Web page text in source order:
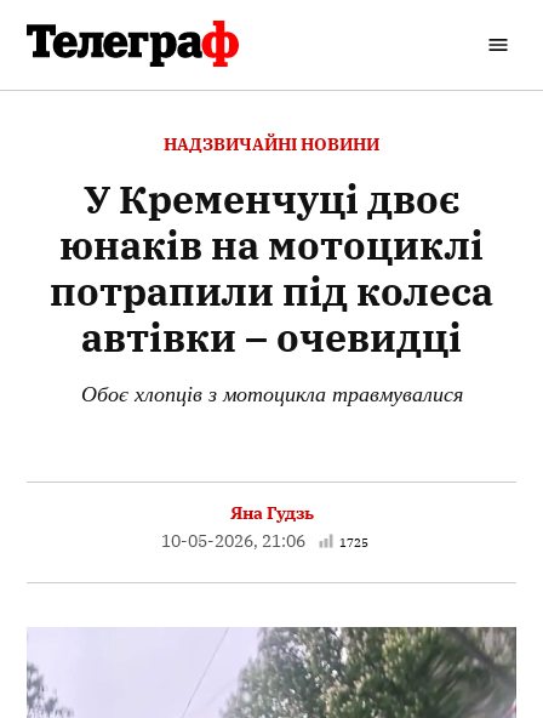
вмісту
Телеграф
ОПУБЛІКОВАНО
НАДЗВИЧАЙНІ НОВИНИ
У Кременчуці двоє
юнаків на мотоциклі
потрапили під колеса
автівки – очевидці
Обоє хлопців з мотоцикла травмувалися
Яна Гудзь
10-05-2026, 21:06
1725